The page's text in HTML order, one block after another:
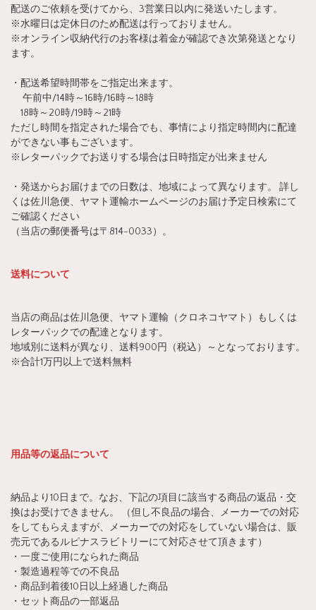
配送のご依頼を受けてから、3営業日以内に発送いたします。
※水曜日は定休日のため配送は行っておりません。
※オンライン収納代行のお客様は着金が確認でき次第発送となり
ます。
・配送希望時間帯をご指定出来ます。
午前中/14時～16時/16時～18時
18時～20時/19時～21時
ただし時間を指定された場合でも、事情により指定時間内に配達
ができない事もございます。
※レターパックでお送りする場合は日時指定が出来ません
・発送からお届けまでの日数は、地域によって異なります。 詳し
くは佐川急便、ヤマト運輸ホームページのお届け予定日検索にて
ご確認ください
（当店の郵便番号は〒814-0033）。
送料について
当店の商品は佐川急便、ヤマト運輸（クロネコヤマト）もしくは
レターパックでの配達となります。
地域別に送料が異なり、送料900円（税込）～となっております。
※合計1万円以上で送料無料
用品等の返品について
納品より10日まで。なお、下記の項目に該当する商品の返品・交
換はお受けできません。 （但し不良品の場合、メーカーでの対応
をしてもらえますが、メーカーでの対応をしていない場合は、販
売元であるルピナスラビトリーにて対応させて頂きます）
・一度ご使用になられた商品
・製造過程等での不良品
・商品到着後10日以上経過した商品
・セット商品の一部返品